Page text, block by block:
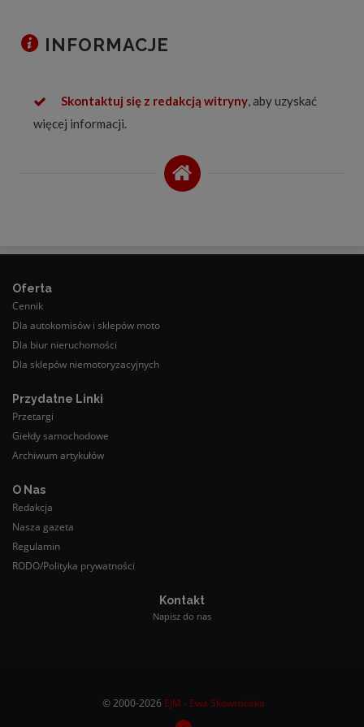
INFORMACJE
Skontaktuj się z redakcją witryny, aby uzyskać
więcej informacji.
Oferta
Cennik
Dla autokomisów i sklepów moto
Dla biur nieruchomości
Dla sklepów niemotoryzacyjnych
Przydatne Linki
Przetargi
Giełdy samochodowe
Archiwum artykułów
O Nas
Redakcja
Nasza gazeta
Regulamin
RODO/Polityka prywatności
Kontakt
Napisz do nas
© 2000-2026 EJM - Ewa Skowrońska